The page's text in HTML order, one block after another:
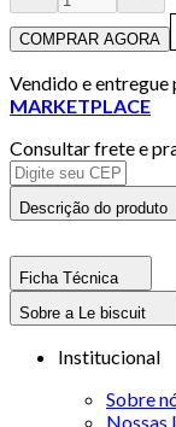
COMPRAR AGORA
Vendido e entregue
MARKETPLACE
Consultar frete e
Descrição do produto
Ficha Técnica
Sobre a Le biscuit
Institucional
Sobre
Nossas